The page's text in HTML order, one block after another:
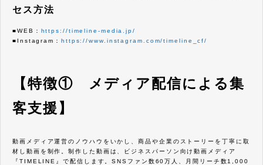
セス方法
■WEB： https://timeline-media.jp/
■Instagram： https://www.instagram.com/timeline_cf/
【特徴① メディア配信による集
客支援】
動画メディア運営のノウハウをいかし、商品や企業のストーリーを丁寧に取
材し動画を制作。制作した動画は、ビジネスパーソン向け動画メディア
『TIMELINE』で配信します。SNSファン数60万人、月間リーチ数1,000